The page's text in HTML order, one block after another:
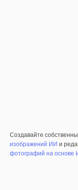
Создавайте
изображений ИИ и
фотографий на основе